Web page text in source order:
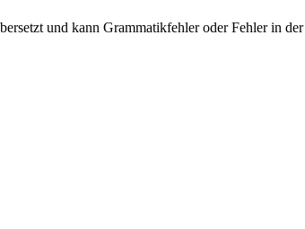
und kann Grammatikfehler oder Fehler in der